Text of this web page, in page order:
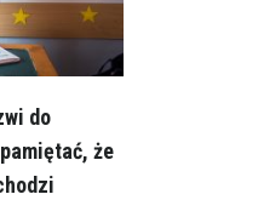
do
że